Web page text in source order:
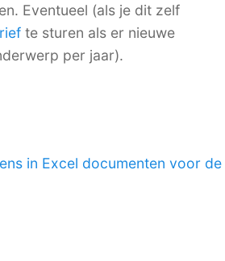
Eventueel (als je dit zelf
te sturen als er nieuwe
per jaar).
in Excel documenten voor de